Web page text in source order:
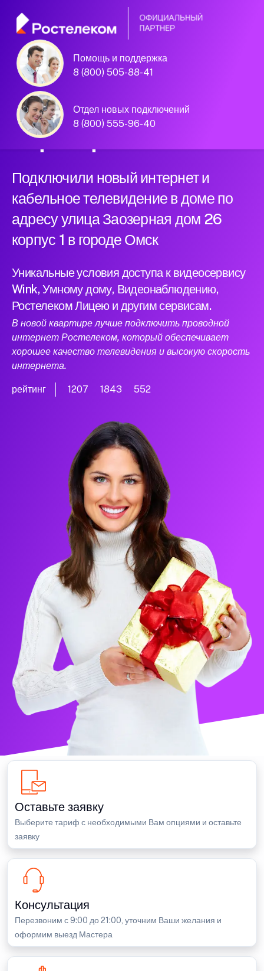
Помощь и поддержка
8 (800) 505-88-41
Отдел новых подключений
8 (800) 555-96-40
Омск, улица Заозерная дом 26
корпус 1
Официальный
партнер Ростелеком
Подключили новый интернет и
кабельное телевидение в доме по
адресу улица Заозерная дом 26
корпус 1 в городе Омск
Уникальные условия доступа к видеосервису
Wink, Умному дому, Видеонаблюдению,
Ростелеком Лицею и другим сервисам.
В новой квартире лучше подключить проводной
интернет Ростелеком, который обеспечивает
хорошее качество телевидения и высокую скорость
интернета.
рейтинг 1207 1843 552
Оставьте заявку
Выберите тариф с необходимыми Вам опциями и оставьте
заявку
Консультация
Перезвоним с 9:00 до 21:00, уточним Ваши желания и
оформим выезд Мастера